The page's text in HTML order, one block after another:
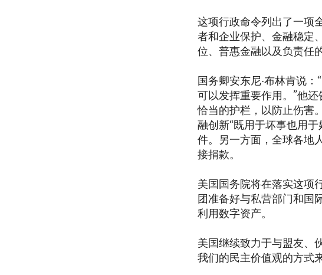
这项行政命令列出了一项
者和企业保护、金融稳定
位、普惠金融以及负责任
国务卿安东尼·布林肯说
可以发挥重要作用。”他
恰当的护栏，以防止伤害
融创新“既用于坏事也用
件。另一方面，全球各地
接捐款。
美国国务院将在落实这项
团准备好与私营部门和国
利用数字资产。
美国继续致力于与盟友、
我们的民主价值观的方式